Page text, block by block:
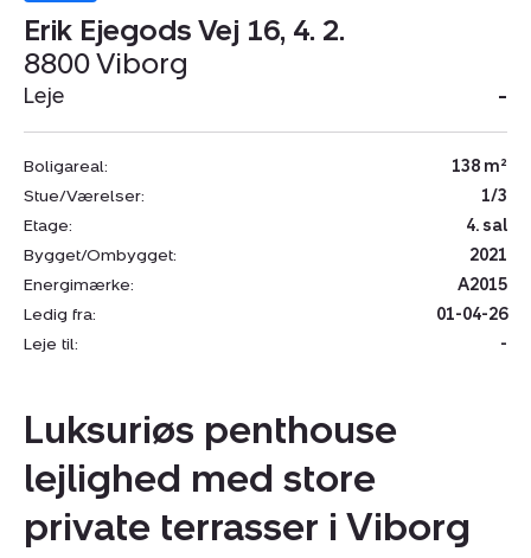
Erik Ejegods Vej 16, 4. 2.
8800 Viborg
Leje -
Boligareal:
138 m²
Stue/Værelser:
1/3
Etage:
4. sal
Bygget/Ombygget:
2021
Energimærke:
A2015
Ledig fra:
01-04-26
Leje til:
-
Luksuriøs penthouse
lejlighed med store
private terrasser i Viborg